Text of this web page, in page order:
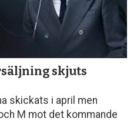
skjuts
skickats i april men
M mot det kommande